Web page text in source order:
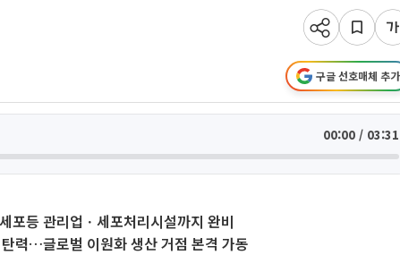
구글 선호매체 추가
00:00 / 03:31
포등 관리업ㆍ세포처리시설까지 완비
력…글로벌 이원화 생산 거점 본격 가동